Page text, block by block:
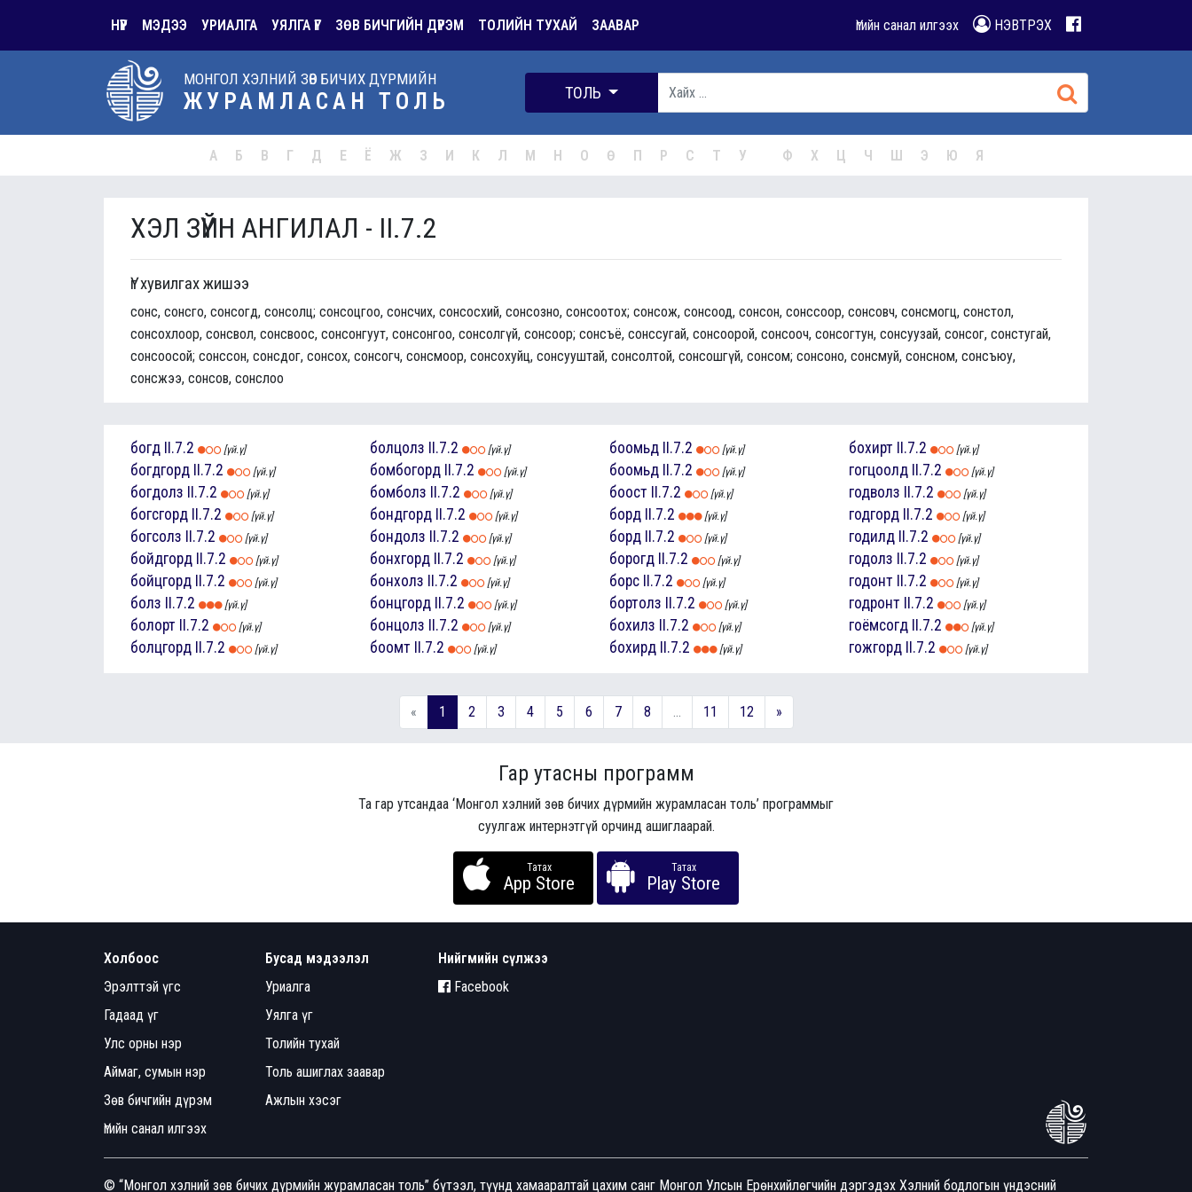
НҮҮР МЭДЭЭ УРИАЛГА УЯЛГА ҮГ ЗӨВ БИЧГИЙН ДҮРЭМ ТОЛИЙН ТУХАЙ ЗААВАР Үгийн санал илгээх НЭВТРЭХ
МОНГОЛ ХЭЛНИЙ ЗӨВ БИЧИХ ДҮРМИЙН
ЖУРАМЛАСАН ТОЛЬ ТОЛЬ
А Б В Г Д Е Ё Ж З И К Л М Н О Ө П Р С Т У Ф Х Ц Ч Ш Э Ю Я
ХЭЛ ЗҮЙН АНГИЛАЛ - II.7.2
Үг хувилгах жишээ
сонс, сонсго, сонсогд, сонсолц; сонсоцгоо, сонсчих, сонсосхий, сонсозно, сонсоотох; сонсож, сонсоод, сонсон, сонссоор, сонсовч, сонсмогц, сонстол,
сонсохлоор, сонсвол, сонсвоос, сонсонгуут, сонсонгоо, сонсолгүй, сонсоор; сонсъё, сонссугай, сонсоорой, сонсооч, сонсогтун, сонсуузай, сонсог, сонстугай,
сонсоосой; сонссон, сонсдог, сонсох, сонсогч, сонсмоор, сонсохуйц, сонсууштай, сонсолтой, сонсошгүй, сонсом; сонсоно, сонсмуй, сонсном, сонсъюу,
сонсжээ, сонсов, сонслоо
богд II.7.2 [үй.ү]
богдгорд II.7.2 [үй.ү]
богдолз II.7.2 [үй.ү]
богсгорд II.7.2 [үй.ү]
богсолз II.7.2 [үй.ү]
бойдгорд II.7.2 [үй.ү]
бойцгорд II.7.2 [үй.ү]
болз II.7.2 [үй.ү]
болорт II.7.2 [үй.ү]
болцгорд II.7.2 [үй.ү]
болцолз II.7.2 [үй.ү]
бомбогорд II.7.2 [үй.ү]
бомболз II.7.2 [үй.ү]
бондгорд II.7.2 [үй.ү]
бондолз II.7.2 [үй.ү]
бонхгорд II.7.2 [үй.ү]
бонхолз II.7.2 [үй.ү]
бонцгорд II.7.2 [үй.ү]
бонцолз II.7.2 [үй.ү]
боомт II.7.2 [үй.ү]
боомьд II.7.2 [үй.ү]
боомьд II.7.2 [үй.ү]
боост II.7.2 [үй.ү]
борд II.7.2 [үй.ү]
борд II.7.2 [үй.ү]
борогд II.7.2 [үй.ү]
борс II.7.2 [үй.ү]
бортолз II.7.2 [үй.ү]
бохилз II.7.2 [үй.ү]
бохирд II.7.2 [үй.ү]
бохирт II.7.2 [үй.ү]
гогцоолд II.7.2 [үй.ү]
годволз II.7.2 [үй.ү]
годгорд II.7.2 [үй.ү]
годилд II.7.2 [үй.ү]
годолз II.7.2 [үй.ү]
годонт II.7.2 [үй.ү]
годронт II.7.2 [үй.ү]
гоёмсогд II.7.2 [үй.ү]
гожгорд II.7.2 [үй.ү]
« 1 2 3 4 5 6 7 8 ... 11 12 »
Гар утасны программ
Та гар утсандаа ‘Монгол хэлний зөв бичих дүрмийн журамласан толь’ программыг
суулгаж интернэтгүй орчинд ашиглаарай.
Татах
App Store
Татах
Play Store
Холбоос
Эрэлттэй үгс
Гадаад үг
Улс орны нэр
Аймаг, сумын нэр
Зөв бичгийн дүрэм
Үгийн санал илгээх
Бусад мэдээлэл
Уриалга
Уялга үг
Толийн тухай
Толь ашиглах заавар
Ажлын хэсэг
Нийгмийн сүлжээ
Facebook
© “Монгол хэлний зөв бичих дүрмийн журамласан толь” бүтээл, түүнд хамааралтай цахим санг Монгол Улсын Ерөнхийлөгчийн дэргэдэх Хэлний бодлогын үндэсний